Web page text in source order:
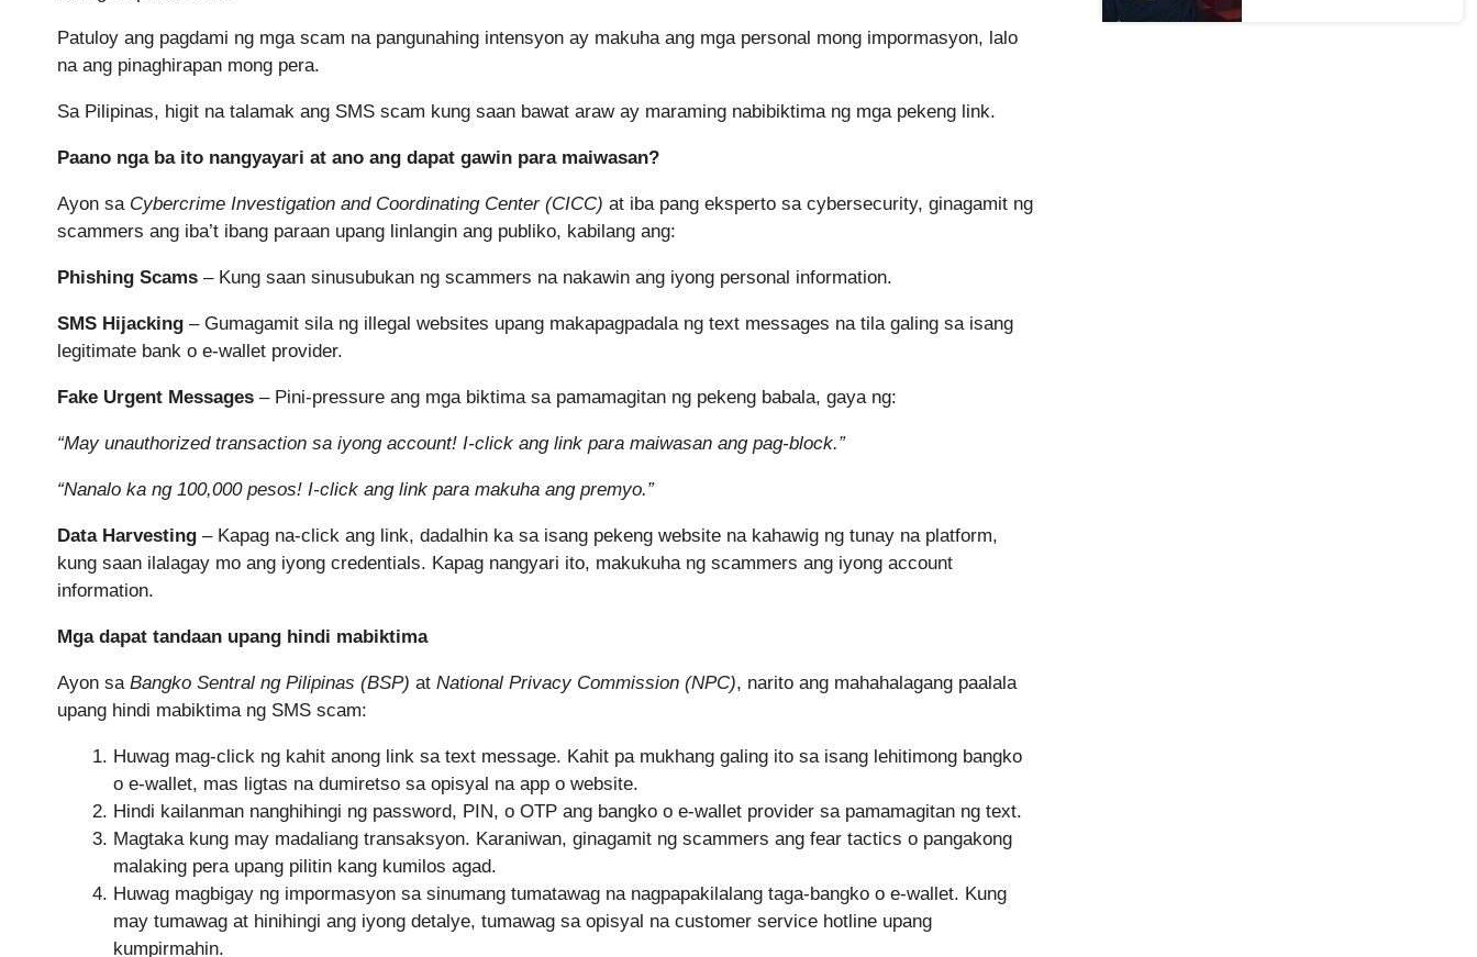
Patuloy ang pagdami ng mga scam na pangunahing intensyon ay makuha ang mga personal mong impormasyon, lalo
na ang pinaghirapan mong pera.
Sa Pilipinas, higit na talamak ang SMS scam kung saan bawat araw ay maraming nabibiktima ng mga pekeng link.
Paano nga ba ito nangyayari at ano ang dapat gawin para maiwasan?
Ayon sa Cybercrime Investigation and Coordinating Center (CICC) at iba pang eksperto sa cybersecurity, ginagamit ng
scammers ang iba’t ibang paraan upang linlangin ang publiko, kabilang ang:
Phishing Scams – Kung saan sinusubukan ng scammers na nakawin ang iyong personal information.
SMS Hijacking – Gumagamit sila ng illegal websites upang makapagpadala ng text messages na tila galing sa isang
legitimate bank o e-wallet provider.
Fake Urgent Messages – Pini-pressure ang mga biktima sa pamamagitan ng pekeng babala, gaya ng:
“May unauthorized transaction sa iyong account! I-click ang link para maiwasan ang pag-block.”
“Nanalo ka ng 100,000 pesos! I-click ang link para makuha ang premyo.”
Data Harvesting – Kapag na-click ang link, dadalhin ka sa isang pekeng website na kahawig ng tunay na platform,
kung saan ilalagay mo ang iyong credentials. Kapag nangyari ito, makukuha ng scammers ang iyong account
information.
Mga dapat tandaan upang hindi mabiktima
Ayon sa Bangko Sentral ng Pilipinas (BSP) at National Privacy Commission (NPC), narito ang mahahalagang paalala
upang hindi mabiktima ng SMS scam:
Huwag mag-click ng kahit anong link sa text message. Kahit pa mukhang galing ito sa isang lehitimong bangko
o e-wallet, mas ligtas na dumiretso sa opisyal na app o website.
Hindi kailanman nanghihingi ng password, PIN, o OTP ang bangko o e-wallet provider sa pamamagitan ng text.
Magtaka kung may madaliang transaksyon. Karaniwan, ginagamit ng scammers ang fear tactics o pangakong
malaking pera upang pilitin kang kumilos agad.
Huwag magbigay ng impormasyon sa sinumang tumatawag na nagpapakilalang taga-bangko o e-wallet. Kung
may tumawag at hinihingi ang iyong detalye, tumawag sa opisyal na customer service hotline upang
kumpirmahin.